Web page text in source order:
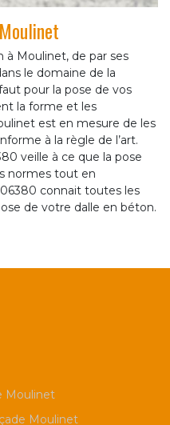
à Moulinet, de par ses
le domaine de la
pour la pose de vos
la forme et les
est en mesure de les
à la règle de l’art.
veille à ce que la pose
normes tout en
connait toutes les
de votre dalle en béton.
Moulinet
Moulinet